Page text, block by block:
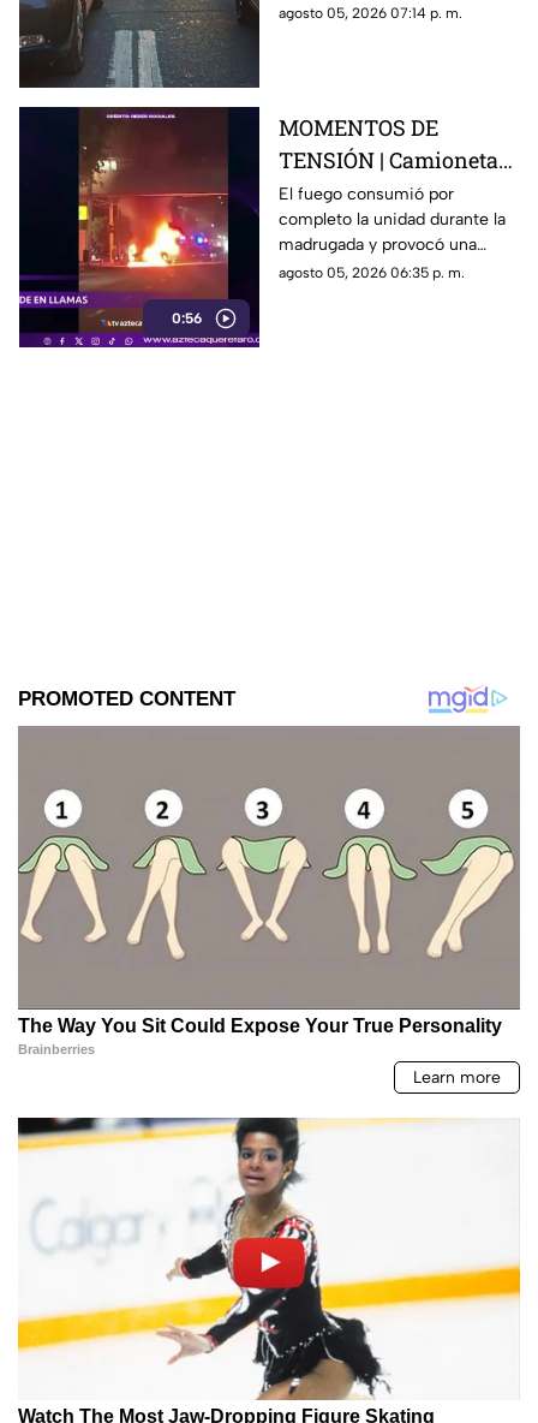
generan carga vehicular en el
agosto 05, 2026 07:14 p. m.
0:56
MOMENTOS DE
TENSIÓN | Camioneta
termina calcinada
sobre avenida
Constituyentes; así se
vivió el momento
El fuego consumió por
completo la unidad durante la
madrugada y provocó una
intensa movilización en una de
agosto 05, 2026 06:35 p. m.